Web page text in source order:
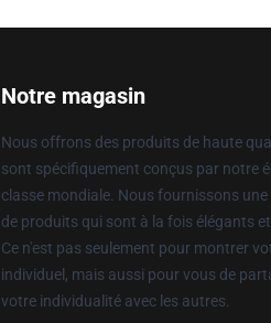
Notre magasin
Nous offrons des produits de haute
sont spécifiquement conçus par notre
classe mondiale. Nous fournissons une
de produits qui sont à la fois élégants et
Ce n'est pas seulement pour montrer
individuel, mais aussi pour vous de
votre individualité avec les autres.